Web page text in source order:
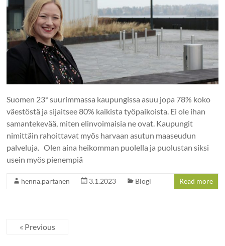
Suomen 23* suurimmassa kaupungissa asuu jopa 78% koko
väestöstä ja sijaitsee 80% kaikista työpaikoista. Ei ole ihan
samantekevää, miten elinvoimaisia ne ovat. Kaupungit
nimittäin rahoittavat myös harvaan asutun maaseudun
palveluja. Olen aina heikomman puolella ja puolustan siksi
usein myös pienempiä
henna.partanen 3.1.2023 Blogi Read more
« Previous